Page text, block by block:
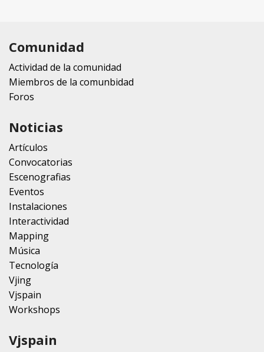
Comunidad
Actividad de la comunidad
Miembros de la comunbidad
Foros
Noticias
Artículos
Convocatorias
Escenografias
Eventos
Instalaciones
Interactividad
Mapping
Música
Tecnología
Vjing
Vjspain
Workshops
Vjspain